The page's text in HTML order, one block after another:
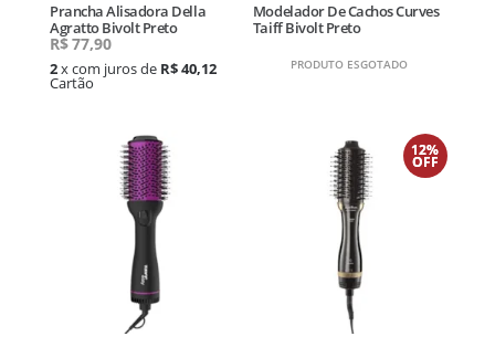
Prancha Alisadora Della
Agratto Bivolt Preto
R$77,90
2x com juros de R$ 40,12
Cartão
Modelador De Cachos Curves
Taiff Bivolt Preto
PRODUTO ESGOTADO
12%
OFF